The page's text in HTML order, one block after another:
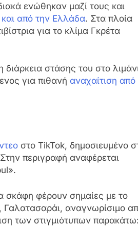
ενώθηκαν μαζί τους και
και από την Ελλάδα. Στα πλοία
για το κλίμα Γκρέτα
διάρκεια στάσης του στο
για πιθανή αναχαίτιση από
στο TikTok, δημοσιευμένο
περιγραφή αναφέρεται
σκάφη φέρουν σημαίες με το
αναγνωρίσιμο
των στιγμιότυπων παρακάτω: